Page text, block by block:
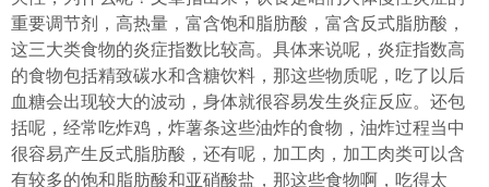
重要调节剂，高热量，富含饱和脂肪酸，富含反式脂肪酸，
这三大类食物的炎症指数比较高。具体来说呢，炎症指数高
的食物包括精致碳水和含糖饮料，那这些物质呢，吃了以后
血糖会出现较大的波动，身体就很容易发生炎症反应。还包
括呢，经常吃炸鸡，炸薯条这些油炸的食物，油炸过程当中
很容易产生反式脂肪酸，还有呢，加工肉，加工肉类可以含
有较多的饱和脂肪酸和亚硝酸盐，那这些食物啊，吃得太